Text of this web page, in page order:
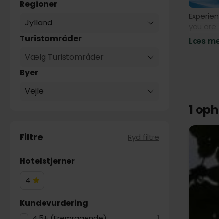
Regioner
Jylland
Turistområder
Vælg Turistområder
Byer
Vejle
Filtre Ryd filtre
Hotelstjerner
4
4
Kundevurdering
you
Læs
1